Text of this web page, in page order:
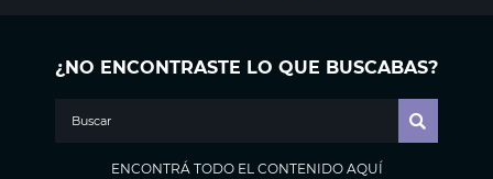
¿NO ENCONTRASTE LO QUE BUSCABAS?
ENCONTRÁ TODO EL CONTENIDO AQUÍ